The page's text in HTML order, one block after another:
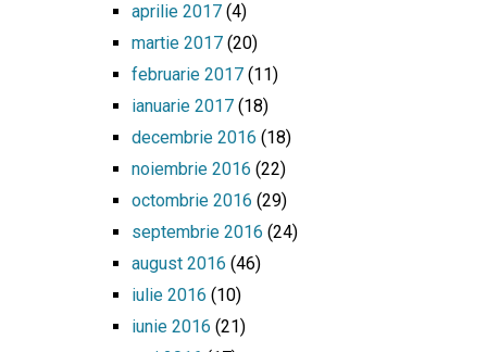
aprilie 2017(4)
martie 2017(20)
februarie 2017(11)
ianuarie 2017(18)
decembrie 2016 (18)
noiembrie 2016 (22)
octombrie 2016 (29)
septembrie 2016 (24)
august 2016 (46)
iulie 2016 (10)
iunie 2016 (21)